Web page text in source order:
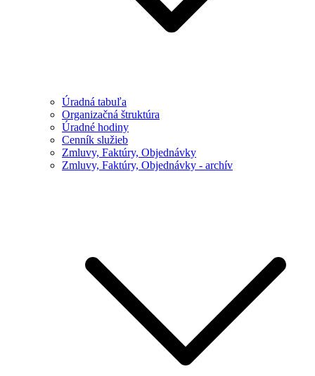
Úradná tabuľa
Organizačná štruktúra
Úradné hodiny
Cenník služieb
Zmluvy, Faktúry, Objednávky
Zmluvy, Faktúry, Objednávky - archív